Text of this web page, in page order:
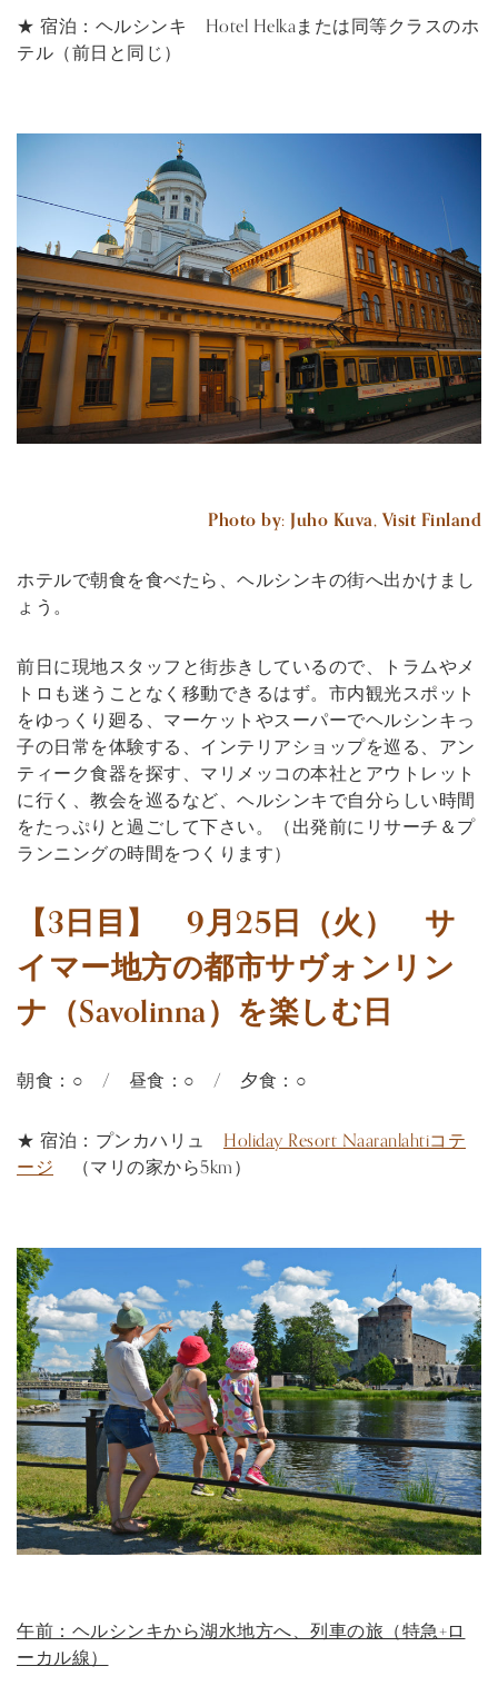
★ 宿泊：ヘルシンキ Hotel Helkaまたは同等クラスのホ
テル（前日と同じ）
Photo by: Juho Kuva, Visit Finland
ホテルで朝食を食べたら、ヘルシンキの街へ出かけまし
ょう。
前日に現地スタッフと街歩きしているので、トラムやメ
トロも迷うことなく移動できるはず。市内観光スポット
をゆっくり廻る、マーケットやスーパーでヘルシンキっ
子の日常を体験する、インテリアショップを巡る、アン
ティーク食器を探す、マリメッコの本社とアウトレット
に行く、教会を巡るなど、ヘルシンキで自分らしい時間
をたっぷりと過ごして下さい。（出発前にリサーチ＆プ
ランニングの時間をつくります）
【3日目】 9月25日（火） サ
イマー地方の都市サヴォンリン
ナ（Savolinna）を楽しむ日
朝食：○ / 昼食：○ / 夕食：○
★ 宿泊：プンカハリュ Holiday Resort Naaranlahtiコテ
ージ （マリの家から5km）
午前：ヘルシンキから湖水地方へ、列車の旅（特急+ロ
ーカル線）